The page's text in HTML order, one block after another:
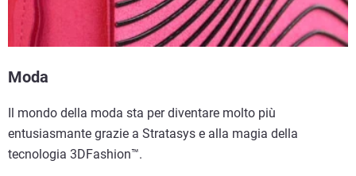
Moda
Il mondo della moda sta per diventare molto più
entusiasmante grazie a Stratasys e alla magia della
tecnologia 3DFashion™.